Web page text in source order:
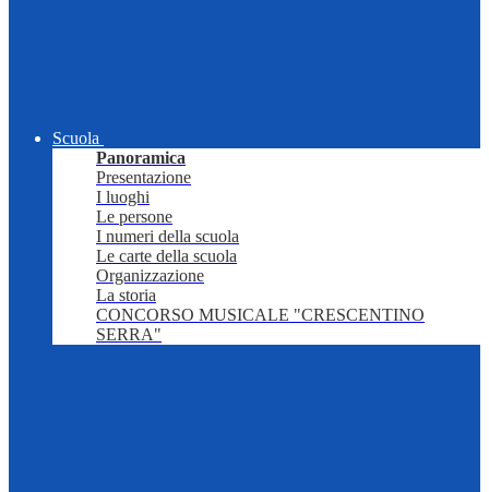
Scuola
Panoramica
Presentazione
I luoghi
Le persone
I numeri della scuola
Le carte della scuola
Organizzazione
La storia
CONCORSO MUSICALE "CRESCENTINO
SERRA"